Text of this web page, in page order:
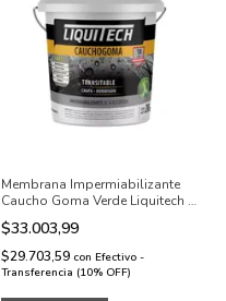
Membrana Impermiabilizante
Caucho Goma Verde Liquitech 4
kg
$33.003,99
$29.703,59 con Efectivo -
Transferencia (10% OFF)